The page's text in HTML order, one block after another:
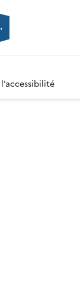
Twitter)